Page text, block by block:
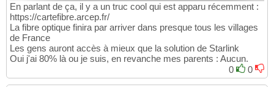
En parlant de ça, il y a un truc cool qui est apparu récemment :
https://cartefibre.arcep.fr/
La fibre optique finira par arriver dans presque tous les villages
de France
Les gens auront accès à mieux que la solution de Starlink
Oui j'ai 80% là ou je suis, en revanche mes parents : Aucun.
0
0